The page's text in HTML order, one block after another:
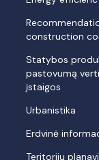
construction
Statybos
pastovumą
įstaigos
Urbanistika
Erdvinė
Teritorijų